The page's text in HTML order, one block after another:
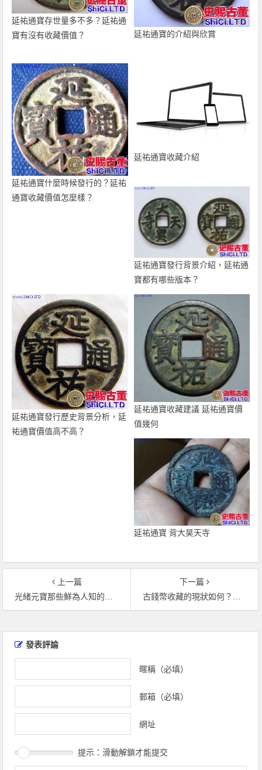
延祐通寶存世量多不多？延祐通
寶有沒有收藏價值？
延祐通寶的介紹與欣賞
延祐通寶什麼時候發行的？延祐
通寶收藏價值怎麼樣？
延祐通寶收藏介紹
延祐通寶發行背景介紹，延祐通
寶都有哪些版本？
延祐通寶發行歷史背景分析，延
祐通寶價值高不高？
延祐通寶收藏建議 延祐通寶價
值幾何
延祐通寶 背大昊天寺
上一篇
光緒元寶那些鮮為人知的秘密 其收藏價值
下一篇
古錢幣收藏的現狀如何？古錢幣收藏市場逐漸升溫！
發表評論
暱稱（必填）
郵箱（必填）
網址
提示：滑動解鎖才能提交